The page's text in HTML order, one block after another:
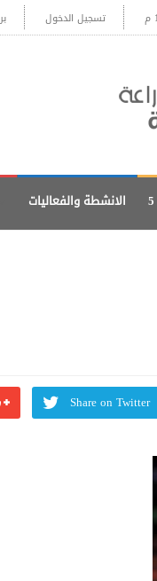
تسجيل الدخول
الانشطة والفعاليات
Share on Twitter